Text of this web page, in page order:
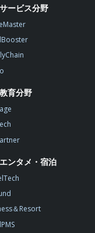
ービス分野
育分野
ンタメ・宿泊
＆Resort